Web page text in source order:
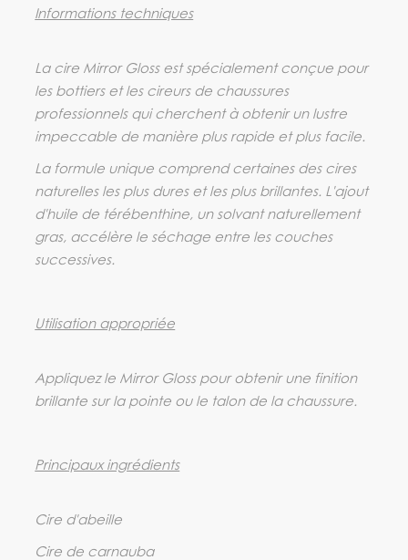
Informations techniques
La cire Mirror Gloss est spécialement conçue pour
les bottiers et les cireurs de chaussures
professionnels qui cherchent à obtenir un lustre
impeccable de manière plus rapide et plus facile.
La formule unique comprend certaines des cires
naturelles les plus dures et les plus brillantes. L'ajout
d'huile de térébenthine, un solvant naturellement
gras, accélère le séchage entre les couches
successives.
Utilisation appropriée
Appliquez le Mirror Gloss pour obtenir une finition
brillante sur la pointe ou le talon de la chaussure.
Principaux ingrédients
Cire d'abeille
Cire de carnauba